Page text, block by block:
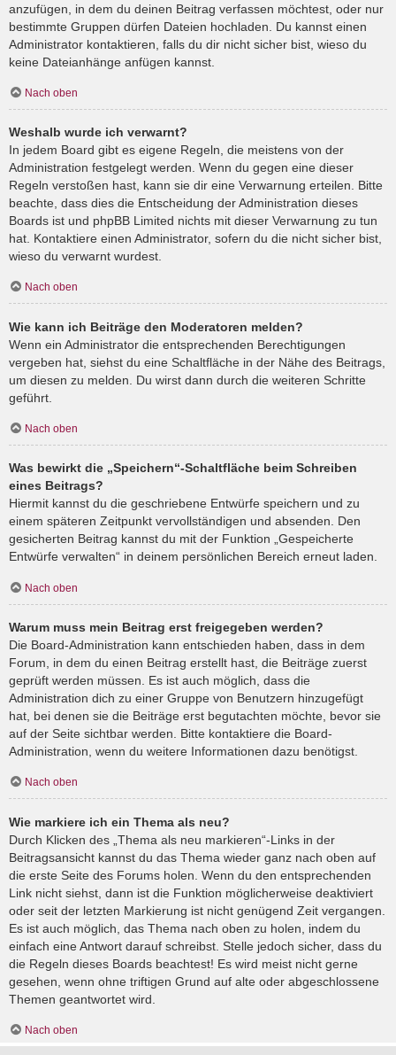
anzufügen, in dem du deinen Beitrag verfassen möchtest, oder nur
bestimmte Gruppen dürfen Dateien hochladen. Du kannst einen
Administrator kontaktieren, falls du dir nicht sicher bist, wieso du
keine Dateianhänge anfügen kannst.
Nach oben
Weshalb wurde ich verwarnt?
In jedem Board gibt es eigene Regeln, die meistens von der
Administration festgelegt werden. Wenn du gegen eine dieser
Regeln verstoßen hast, kann sie dir eine Verwarnung erteilen. Bitte
beachte, dass dies die Entscheidung der Administration dieses
Boards ist und phpBB Limited nichts mit dieser Verwarnung zu tun
hat. Kontaktiere einen Administrator, sofern du die nicht sicher bist,
wieso du verwarnt wurdest.
Nach oben
Wie kann ich Beiträge den Moderatoren melden?
Wenn ein Administrator die entsprechenden Berechtigungen
vergeben hat, siehst du eine Schaltfläche in der Nähe des Beitrags,
um diesen zu melden. Du wirst dann durch die weiteren Schritte
geführt.
Nach oben
Was bewirkt die „Speichern“-Schaltfläche beim Schreiben
eines Beitrags?
Hiermit kannst du die geschriebene Entwürfe speichern und zu
einem späteren Zeitpunkt vervollständigen und absenden. Den
gesicherten Beitrag kannst du mit der Funktion „Gespeicherte
Entwürfe verwalten“ in deinem persönlichen Bereich erneut laden.
Nach oben
Warum muss mein Beitrag erst freigegeben werden?
Die Board-Administration kann entschieden haben, dass in dem
Forum, in dem du einen Beitrag erstellt hast, die Beiträge zuerst
geprüft werden müssen. Es ist auch möglich, dass die
Administration dich zu einer Gruppe von Benutzern hinzugefügt
hat, bei denen sie die Beiträge erst begutachten möchte, bevor sie
auf der Seite sichtbar werden. Bitte kontaktiere die Board-
Administration, wenn du weitere Informationen dazu benötigst.
Nach oben
Wie markiere ich ein Thema als neu?
Durch Klicken des „Thema als neu markieren“-Links in der
Beitragsansicht kannst du das Thema wieder ganz nach oben auf
die erste Seite des Forums holen. Wenn du den entsprechenden
Link nicht siehst, dann ist die Funktion möglicherweise deaktiviert
oder seit der letzten Markierung ist nicht genügend Zeit vergangen.
Es ist auch möglich, das Thema nach oben zu holen, indem du
einfach eine Antwort darauf schreibst. Stelle jedoch sicher, dass du
die Regeln dieses Boards beachtest! Es wird meist nicht gerne
gesehen, wenn ohne triftigen Grund auf alte oder abgeschlossene
Themen geantwortet wird.
Nach oben